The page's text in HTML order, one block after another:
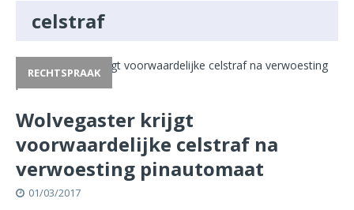
celstraf
RECHTSPRAAK
Wolvegaster krijgt
voorwaardelijke celstraf na
verwoesting pinautomaat
01/03/2017